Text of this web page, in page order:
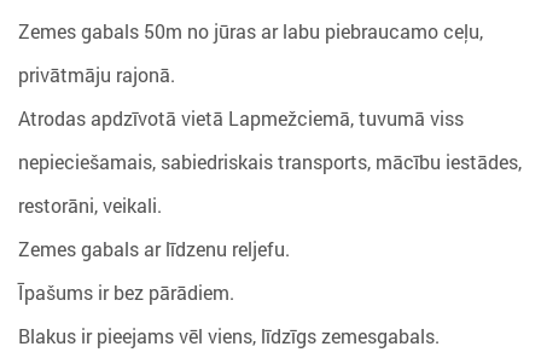
Zemes gabals 50m no jūras ar labu piebraucamo ceļu,
privātmāju rajonā.
Atrodas apdzīvotā vietā Lapmežciemā, tuvumā viss
nepieciešamais, sabiedriskais transports, mācību iestādes,
restorāni, veikali.
Zemes gabals ar līdzenu reljefu.
Īpašums ir bez pārādiem.
Blakus ir pieejams vēl viens, līdzīgs zemesgabals.